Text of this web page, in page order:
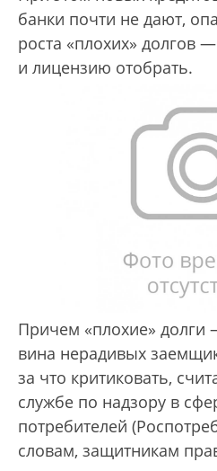
банки почти не дают,
роста «плохих» долгов
и лицензию отобрать.
Причем «плохие» долги
вина нерадивых
за что критиковать,
службе по надзору в
потребителей
словам, защитникам